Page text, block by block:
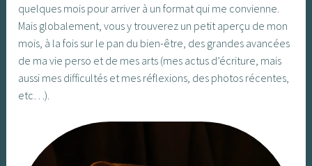
quelques mois pour arriver à un format qui me convienne.
Mais globalement, vous y trouverez un petit aperçu de mon
mois, à la fois sur le pan du bien-être, des grandes avancées
de ma vie perso et de mes arts (mes actus d’écriture, mais
aussi mes difficultés et mes réflexions, des photos récentes,
etc…).